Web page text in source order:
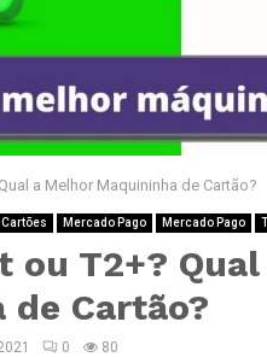
a Melhor Maquininha de Cartão?
Mercado Pago Mercado Pago
ou T2+?
de Cartão?
0 80